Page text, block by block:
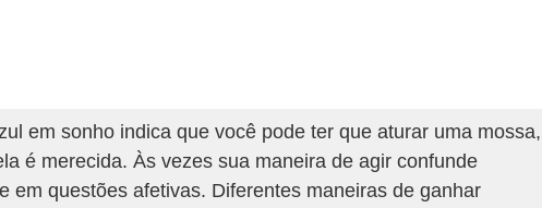
em sonho indica que você pode ter que aturar uma mossa,
é merecida. Às vezes sua maneira de agir confunde
em questões afetivas. Diferentes maneiras de ganhar